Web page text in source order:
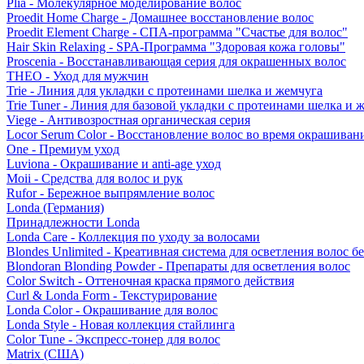
Plia - Молекулярное моделирование волос
Proedit Home Charge - Домашнее восстановление волос
Proedit Element Charge - СПА-программа "Счастье для волос"
Hair Skin Relaxing - SPA-Программа "Здоровая кожа головы"
Proscenia - Восстанавливающая серия для окрашенных волос
THEO - Уход для мужчин
Trie - Линия для укладки с протеинами шелка и жемчуга
Trie Tuner - Линия для базовой укладки с протеинами шелка и
Viege - Антивозростная органическая серия
Locor Serum Color - Восстановление волос во время
One - Премиум уход
Luviona - Окрашивание и anti-age уход
Moii - Средства для волос и рук
Rufor - Бережное выпрямление волос
Londa (Германия)
Принадлежности Londa
Londa Care - Коллекция по уходу за волосами
Blondes Unlimited - Креативная система для осветления волос
Blondoran Blonding Powder - Препараты для осветления волос
Color Switch - Оттеночная краска прямого действия
Curl & Londa Form - Текстурирование
Londa Color - Окрашивание для волос
Londa Style - Новая коллекция стайлинга
Color Tune - Экспресс-тонер для волос
Matrix (США)